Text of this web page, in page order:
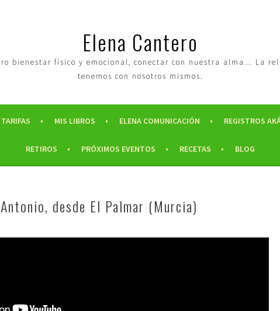
Elena Cantero
bienestar físico y emocional, conectar con nuestra alma… La
tenemos con nosotros mismos.
MIS LIBROS ELENA COMUNICACIÓN REGISTROS
RETIROS PRÓXIMOS EVENTOS RECETAS BLOG
desde El Palmar (Murcia)